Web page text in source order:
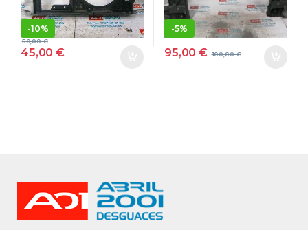
-10%
45,00€
50,00€
-5%
95,00€ 100,00€